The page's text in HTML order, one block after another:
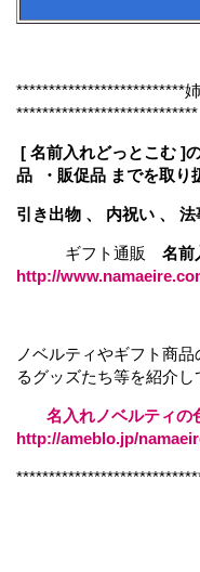
**************************
****************************
[ 名前入れどっとこむ ]
品 ・販促品 までを取り
引き出物 、 内祝い 、 法
ギフト通販 名
http://
ノベルティやギフト商
るグッズたち等を紹介し
名入れノベルティの
http://ameblo.jp/